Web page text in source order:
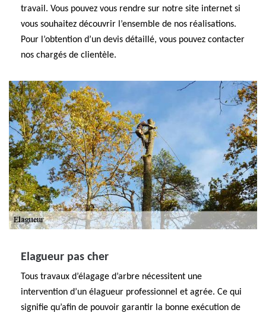
travail. Vous pouvez vous rendre sur notre site internet si
vous souhaitez découvrir l’ensemble de nos réalisations.
Pour l’obtention d’un devis détaillé, vous pouvez contacter
nos chargés de clientèle.
Elagueur pas cher
Tous travaux d’élagage d’arbre nécessitent une
intervention d’un élagueur professionnel et agrée. Ce qui
signifie qu’afin de pouvoir garantir la bonne exécution de